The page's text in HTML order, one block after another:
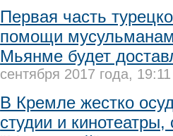
Первая часть
помощи
Мьянме будет
сентября 2017 года, 19:11
В Кремле жестко
студии и